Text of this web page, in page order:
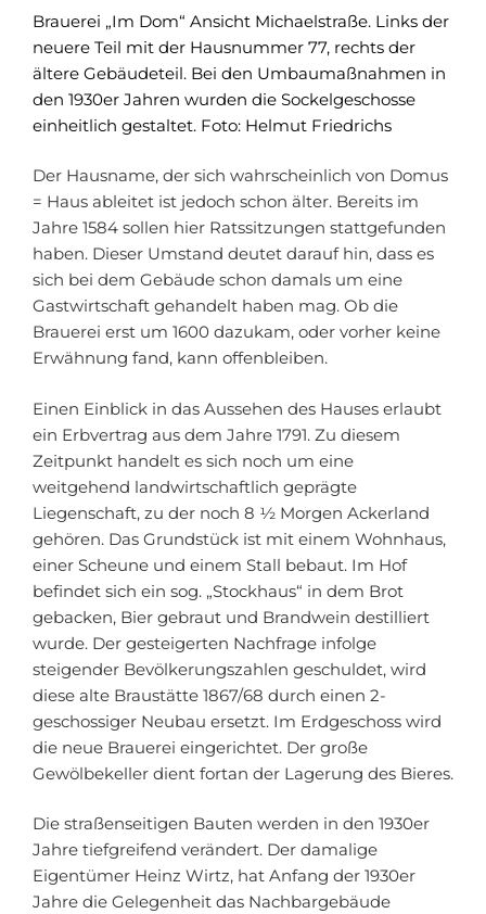
Brauerei „Im Dom“ Ansicht Michaelstraße. Links der
neuere Teil mit der Hausnummer 77, rechts der
ältere Gebäudeteil. Bei den Umbaumaßnahmen in
den 1930er Jahren wurden die Sockelgeschosse
einheitlich gestaltet. Foto: Helmut Friedrichs
Der Hausname, der sich wahrscheinlich von Domus
= Haus ableitet ist jedoch schon älter. Bereits im
Jahre 1584 sollen hier Ratssitzungen stattgefunden
haben. Dieser Umstand deutet darauf hin, dass es
sich bei dem Gebäude schon damals um eine
Gastwirtschaft gehandelt haben mag. Ob die
Brauerei erst um 1600 dazukam, oder vorher keine
Erwähnung fand, kann offenbleiben.
Einen Einblick in das Aussehen des Hauses erlaubt
ein Erbvertrag aus dem Jahre 1791. Zu diesem
Zeitpunkt handelt es sich noch um eine
weitgehend landwirtschaftlich geprägte
Liegenschaft, zu der noch 8 ½ Morgen Ackerland
gehören. Das Grundstück ist mit einem Wohnhaus,
einer Scheune und einem Stall bebaut. Im Hof
befindet sich ein sog. „Stockhaus“ in dem Brot
gebacken, Bier gebraut und Brandwein destilliert
wurde. Der gesteigerten Nachfrage infolge
steigender Bevölkerungszahlen geschuldet, wird
diese alte Braustätte 1867/68 durch einen 2-
geschossiger Neubau ersetzt. Im Erdgeschoss wird
die neue Brauerei eingerichtet. Der große
Gewölbekeller dient fortan der Lagerung des Bieres.
Die straßenseitigen Bauten werden in den 1930er
Jahre tiefgreifend verändert. Der damalige
Eigentümer Heinz Wirtz, hat Anfang der 1930er
Jahre die Gelegenheit das Nachbargebäude